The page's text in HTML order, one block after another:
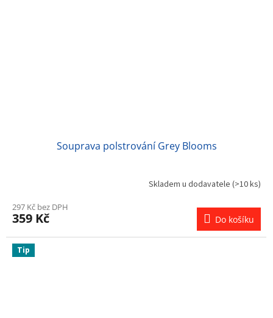
Souprava polstrování Grey Blooms
Skladem u dodavatele (>10 ks)
297 Kč bez DPH
359 Kč Do košíku
Tip